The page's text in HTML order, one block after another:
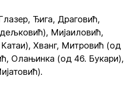
Ђига, Драговић,
Мијаиловић,
Хванг, Митровић (од
Олањинка (од 46. Букари),